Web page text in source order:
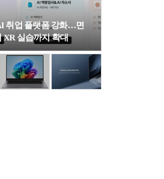
취업 플랫폼 강화…면
XR 실습까지 확대